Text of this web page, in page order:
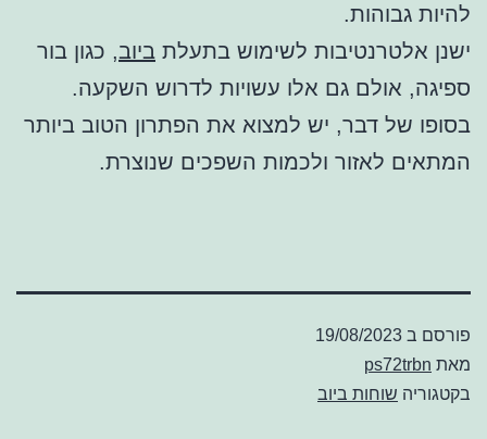
להיות גבוהות.
ישנן אלטרנטיבות לשימוש בתעלת ביוב, כגון בור
ספיגה, אולם גם אלו עשויות לדרוש השקעה.
בסופו של דבר, יש למצוא את הפתרון הטוב ביותר
המתאים לאזור ולכמות השפכים שנוצרת.
פורסם ב 19/08/2023
מאת ps72trbn
בקטגוריה שוחות ביוב